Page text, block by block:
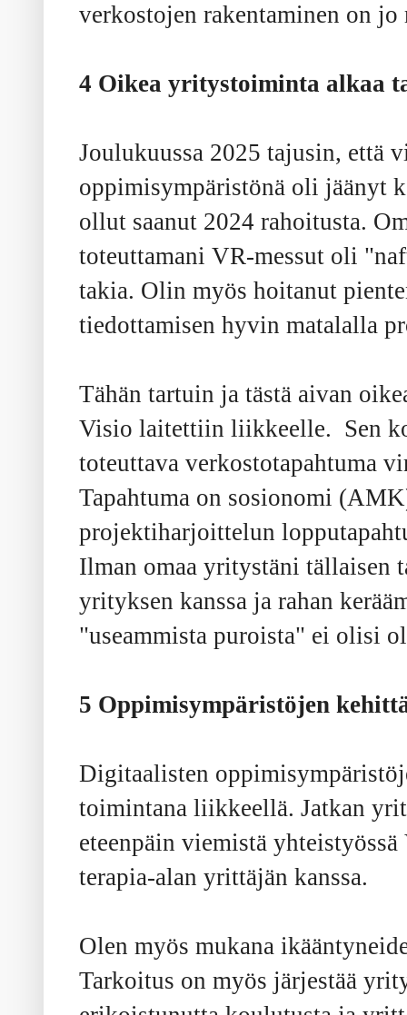
verkostojen rakentaminen on jo
4 Oikea yritystoiminta alkaa
Joulukuussa 2025 tajusin, että
oppimisympäristönä oli jäänyt
ollut saanut 2024 rahoitusta.
toteuttamani VR-messut oli
takia. Olin myös hoitanut
tiedottamisen hyvin matalalla
Tähän tartuin ja tästä aivan
Visio laitettiin liikkeelle. Sen
toteuttava verkostotapahtuma
Tapahtuma on sosionomi
projektiharjoittelun
Ilman omaa yritystäni tällaisen
yrityksen kanssa ja rahan
"useammista puroista" ei olisi
5 Oppimisympäristöjen
Digitaalisten
toimintana liikkeellä.Jatkan
eteenpäin viemistä
terapia-alan yrittäjän kanssa.
Olen myös mukana
Tarkoitus on myös järjestää